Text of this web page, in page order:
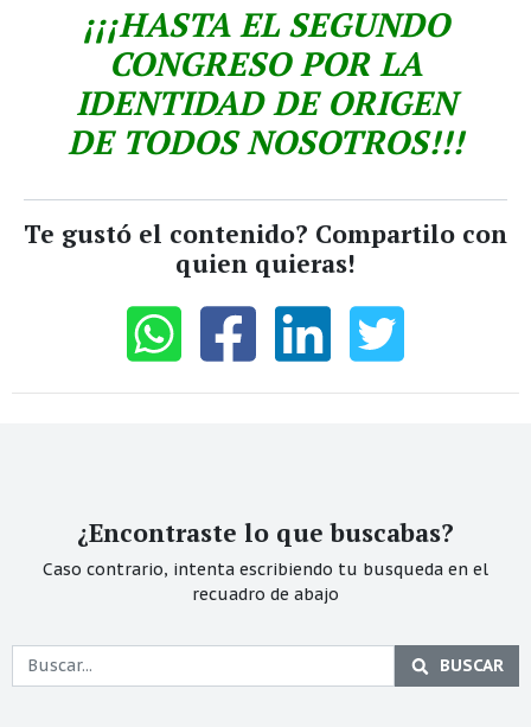
¡¡¡HASTA EL SEGUNDO
CONGRESO POR LA
IDENTIDAD DE ORIGEN
DE TODOS NOSOTROS!!!
Te gustó el contenido? Compartilo con
quien quieras!
¿Encontraste lo que buscabas?
Caso contrario, intenta escribiendo tu busqueda en el
recuadro de abajo
BUSCAR